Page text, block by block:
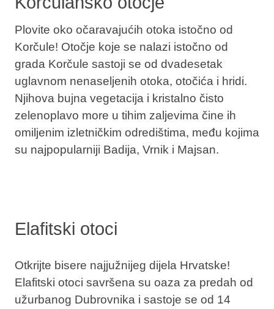
Plovite oko očaravajućih otoka istočno od
Korčule! Otočje koje se nalazi istočno od
grada Korčule sastoji se od dvadesetak
uglavnom nenaseljenih otoka, otočića i hridi.
Njihova bujna vegetacija i kristalno čisto
zelenoplavo more u tihim zaljevima čine ih
omiljenim izletničkim odredištima, među kojima
su najpopularniji Badija, Vrnik i Majsan.
Elafitski otoci
Otkrijte bisere najjužnijeg dijela Hrvatske!
Elafitski otoci savršena su oaza za predah od
užurbanog Dubrovnika i sastoje se od 14